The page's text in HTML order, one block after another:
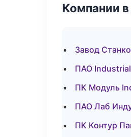
Компании
Завод
ПАО
ПК Модуль
ПАО Лаб
ПК Контур